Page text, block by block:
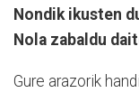
Nondik ikusten
Nola zabaldu
Gure arazorik